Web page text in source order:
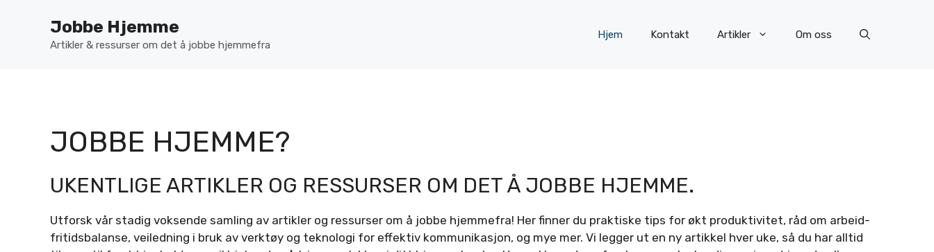
Jobbe Hjemme
Artikler & ressurser om det å jobbe hjemmefra
Hjem Kontakt Artikler Om oss
JOBBE HJEMME?
UKENTLIGE ARTIKLER OG RESSURSER OM DET Å JOBBE HJEMME.
Utforsk vår stadig voksende samling av artikler og ressurser om å jobbe hjemmefra! Her finner du praktiske tips for økt produktivitet, råd om arbeid-
fritidsbalanse, veiledning i bruk av verktøy og teknologi for effektiv kommunikasjon, og mye mer. Vi legger ut en ny artikkel hver uke, så du har alltid